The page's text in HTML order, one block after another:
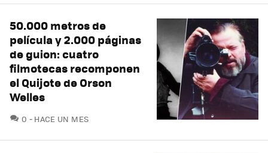
50.000 metros de
película y 2.000 páginas
de guion: cuatro
filmotecas recomponen
el Quijote de Orson
Welles
0 COMENTARIOS
HACE UN MES